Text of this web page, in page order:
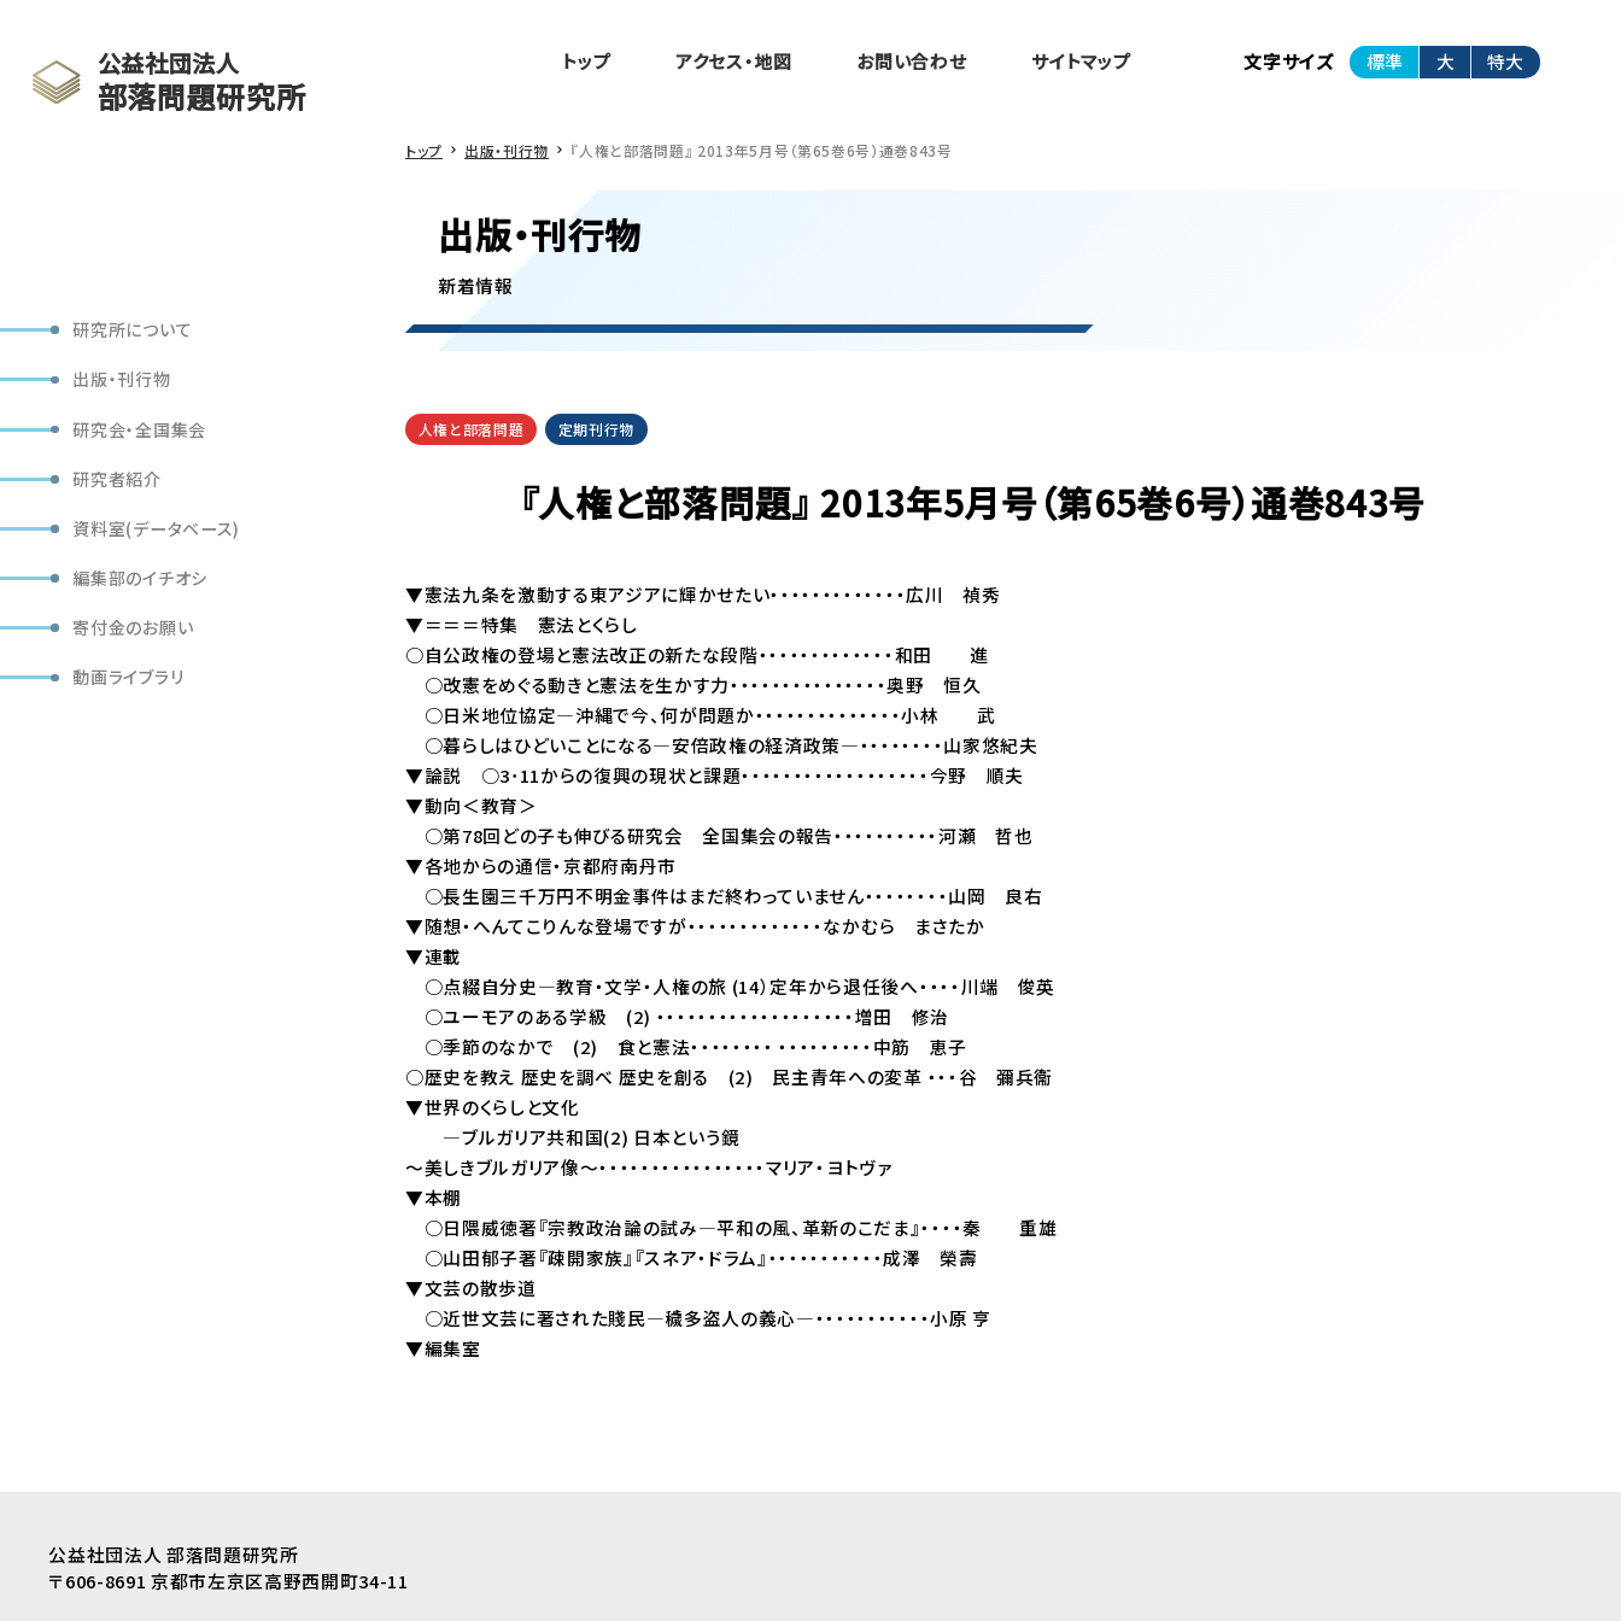
公益社団法人
部落問題研究所
研究所について
出版・刊行物
研究会・全国集会
研究者紹介
資料室(データベース)
編集部のイチオシ
寄付金のお願い
動画ライブラリ
トップ アクセス・地図 お問い合わせ サイトマップ 文字サイズ 標準 大 特大
トップ 出版・刊行物 『人権と部落問題』 2013年5月号（第65巻6号）通巻843号
出版・刊行物
新着情報
人権と部落問題 定期刊行物
『人権と部落問題』 2013年5月号（第65巻6号）通巻843号
▼憲法九条を激動する東アジアに輝かせたい・・・・・・・・・・・・・広川 禎秀
▼＝＝＝特集 憲法とくらし
○自公政権の登場と憲法改正の新たな段階・・・・・・・・・・・・・和田 進
○改憲をめぐる動きと憲法を生かす力・・・・・・・・・・・・・・・奥野 恒久
○日米地位協定―沖縄で今、何が問題か・・・・・・・・・・・・・・小林 武
○暮らしはひどいことになる―安倍政権の経済政策―・・・・・・・・山家悠紀夫
▼論説 ○3･11からの復興の現状と課題・・・・・・・・・・・・・・・・・・今野 順夫
▼動向＜教育＞
○第78回どの子も伸びる研究会 全国集会の報告・・・・・・・・・・河瀬 哲也
▼各地からの通信・京都府南丹市
○長生園三千万円不明金事件はまだ終わっていません・・・・・・・・山岡 良右
▼随想・へんてこりんな登場ですが・・・・・・・・・・・・・なかむら まさたか
▼連載
○点綴自分史―教育・文学・人権の旅 (14）定年から退任後へ・・・・川端 俊英
○ユーモアのある学級 (2) ・・・・・・・・・・・・・・・・・・・増田 修治
○季節のなかで (2) 食と憲法・・・・・・・・ ・・・・・・・・・中筋 恵子
○歴史を教え 歴史を調べ 歴史を創る (2) 民主青年への変革 ・・・谷 彌兵衞
▼世界のくらしと文化
―ブルガリア共和国(2) 日本という鏡
～美しきブルガリア像～・・・・・・・・・・・・・・・・マリア・ヨトヴァ
▼本棚
○日隈威徳著『宗教政治論の試み―平和の風、革新のこだま』・・・・秦 重雄
○山田郁子著『疎開家族』『スネア・ドラム』・・・・・・・・・・・成澤 榮壽
▼文芸の散歩道
○近世文芸に著された賤民―穢多盗人の義心―・・・・・・・・・・・小原 亨
▼編集室
公益社団法人 部落問題研究所
〒606-8691 京都市左京区高野西開町34-11